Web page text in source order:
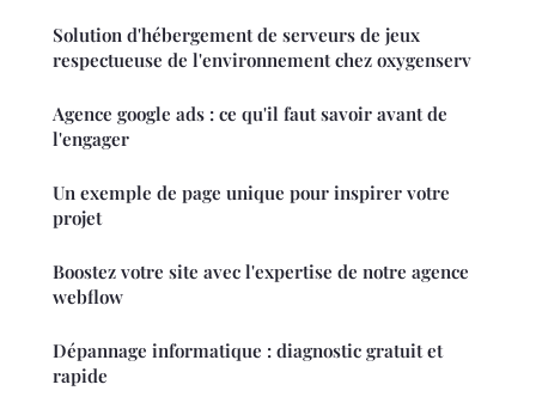
Solution d'hébergement de serveurs de jeux
respectueuse de l'environnement chez oxygenserv
Agence google ads : ce qu'il faut savoir avant de
l'engager
Un exemple de page unique pour inspirer votre
projet
Boostez votre site avec l'expertise de notre agence
webflow
Dépannage informatique : diagnostic gratuit et
rapide